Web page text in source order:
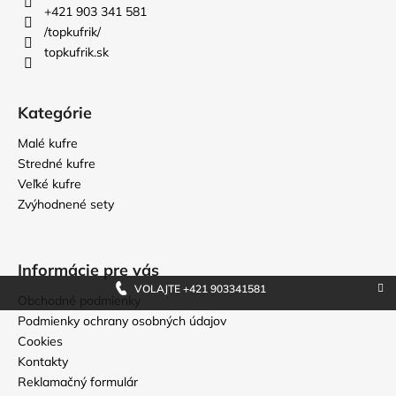
VOLAJTE +421 903341581
+421 903 341 581
/topkufrik/
topkufrik.sk
Kategórie
Malé kufre
Stredné kufre
Veľké kufre
Zvýhodnené sety
Informácie pre vás
Obchodné podmienky
Podmienky ochrany osobných údajov
Cookies
Kontakty
Reklamačný formulár